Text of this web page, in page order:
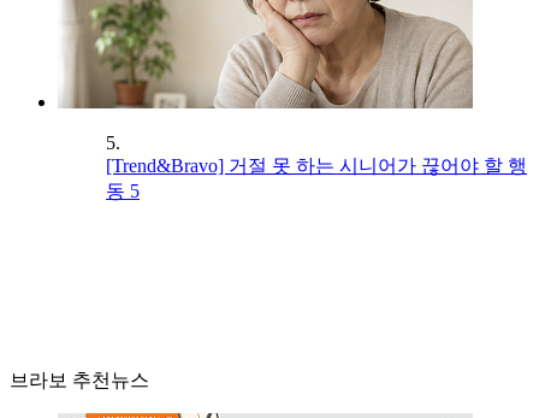
5.
[Trend&Bravo] 거절 못 하는 시니어가 끊어야 할 행
동 5
브라보 추천뉴스